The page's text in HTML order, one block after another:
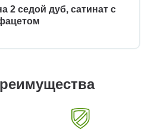
2 седой дуб, сатинат с